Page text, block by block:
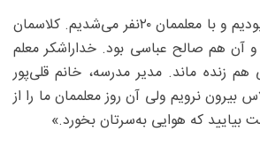
ما ۱۹نفر در یک‌کلاس بودیم و با معلممان ۲۰نفر می‌شدیم. کلاسمان
هم صالح عباسی بود. خداراشکر معلم
زنده ماند. مدیر مدرسه، خانم قلی‌پور
بیرون نرویم ولی آن روز معلممان ما را از
بیایید که هوایی به‌سرتان بخورد.»